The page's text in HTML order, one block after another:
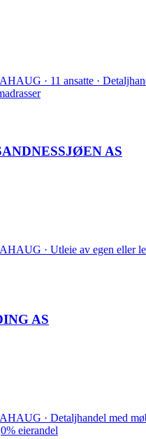
· 11 ansatte ·
AS
· Utleie av egen eller
AS
· Detaljhandel med
eierandel